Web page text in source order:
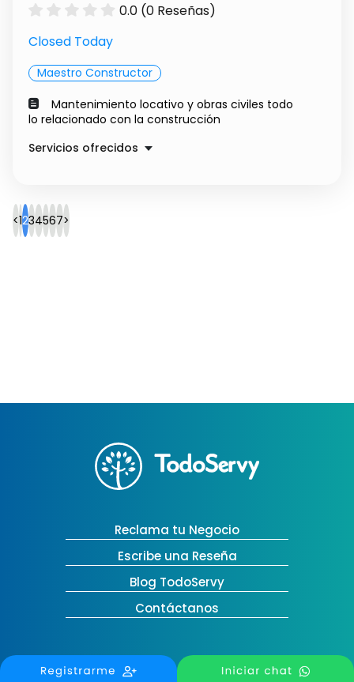
0.0 (0 Reseñas)
Closed Today
Maestro Constructor
Mantenimiento locativo y obras civiles todo
lo relacionado con la construcción
Servicios ofrecidos
<1234567>
Reclama tu Negocio
Escribe una Reseña
Blog TodoServy
Contáctanos
Medellín, Colombia